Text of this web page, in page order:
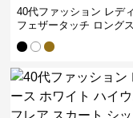
40代ファッション レデ
フェザータッチ ロング